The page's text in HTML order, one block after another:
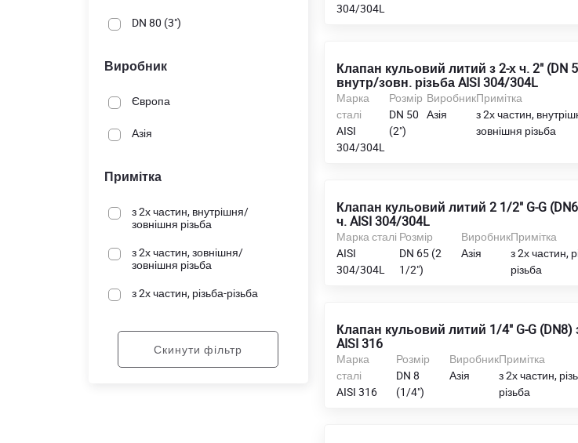
DN 80 (3")
Виробник
Європа
Азія
Примітка
з 2х частин, внутрішня/
зовнішня різьба
з 2х частин, зовнішня/
зовнішня різьба
з 2х частин, різьба-різьба
Скинути фільтр
304/304L
Клапан кульовий литий з 2-х ч. 2" (DN
внутр/зовн. різьба AISI 304/304L
Марка
сталі
AISI
304/304L
Розмір
DN 50
(2")
Виробник
Азія
Примітка
з 2х частин,
зовнішня різьба
Клапан кульовий литий 2 1/2" G-G
ч. AISI 304/304L
Марка сталі
AISI
304/304L
Розмір
DN 65 (2
1/2")
Виробник
Азія
Примітка
з 2х частин,
різьба
Клапан кульовий литий 1/4" G-G (DN8)
AISI 316
Марка
сталі
AISI 316
Розмір
DN 8
(1/4")
Виробник
Азія
Примітка
з 2х частин,
різьба